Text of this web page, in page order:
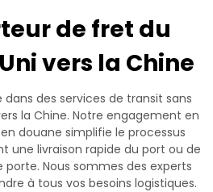
de fret du
vers la Chine
dans des services de transit sans
la Chine. Notre engagement en
douane simplifie le processus
une livraison rapide du port ou de
Nous sommes des experts
à tous vos besoins logistiques.